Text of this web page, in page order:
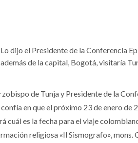
Lo dijo el Presidente de la Conferencia
además de la capital, Bogotá, visitaría
de Tunja y Presidente de la
en que el próximo 23 de enero
cuál es la fecha para el viaje
religiosa «Il Sismografo»,